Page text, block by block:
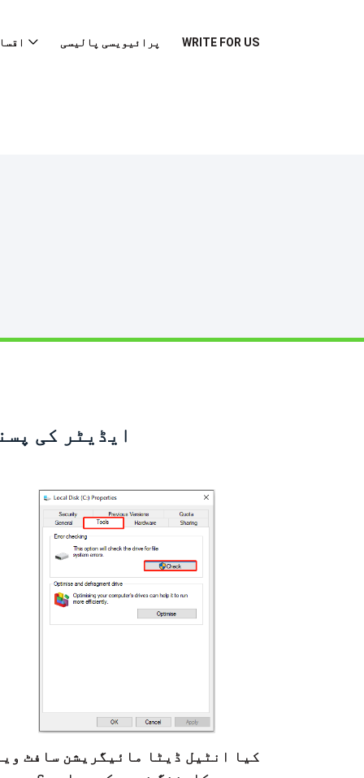
پرائیویسی پالیسی WRITE FOR US
ایڈیٹر کی
کیا انٹیل ڈیٹا مائیگریشن سافٹ